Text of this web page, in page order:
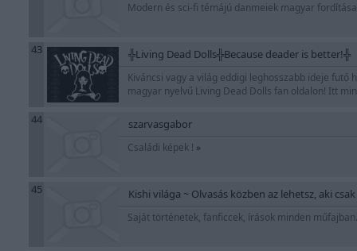
Modern és sci-fi témájú danmeiek magyar
43 ╬Living Dead Dolls╬Because deader is better!╬
Kiváncsi vagy a világ eddigi leghosszabb ideje
magyar nyelvű Living Dead Dolls fan oldalon! Itt
44 szarvasgabor
Családi képek ! »
45 Kishi világa ~ Olvasás közben az lehetsz, aki
Saját történetek, fanficcek, írások minden